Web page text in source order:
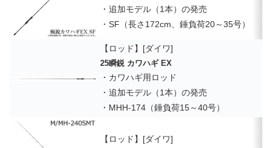
・追加モデル（1本）の発売
・SF（長さ172cm、錘負荷20～35号）
【ロッド】[ダイワ]
25瞬鋭 カワハギ EX
・カワハギ用ロッド
・追加モデル（1本）の発売
・MHH-174（錘負荷15～40号）
【ロッド】[ダイワ]